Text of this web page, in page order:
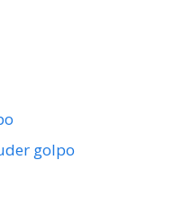
golpo